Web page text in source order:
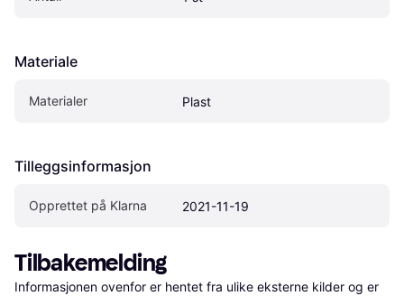
Materiale
Materialer Plast
Tilleggsinformasjon
Opprettet på Klarna 2021-11-19
Tilbakemelding
Informasjonen ovenfor er hentet fra ulike eksterne kilder og er